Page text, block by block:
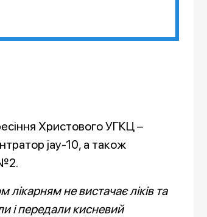
Христового УГКЦ –
jay-10, а також
лікарням не вистачає ліків та
і передали кисневий